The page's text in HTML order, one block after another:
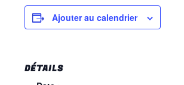
Ajouter au calendrier
DÉTAILS